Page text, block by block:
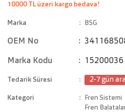
10000 TL üzeri kargo bedava!
Marka BSG
OEM No
Marka Kodu 15200036
Tedarik Süresi 2-7 gün
Kategori
Fren Sistemi
Fren